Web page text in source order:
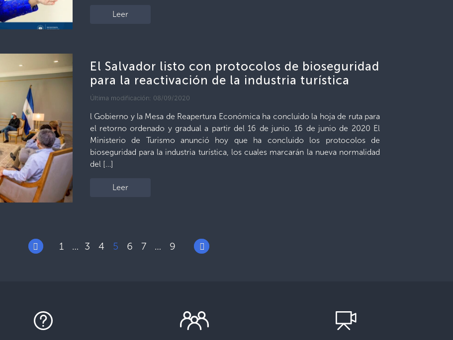
Leer
El Salvador listo con protocolos de bioseguridad
para la reactivación de la industria turística
Última modificación: 08/09/2020
l Gobierno y la Mesa de Reapertura Económica ha concluido la hoja de ruta para
el retorno ordenado y gradual a partir del 16 de junio. 16 de junio de 2020 El
Ministerio de Turismo anunció hoy que ha concluido los protocolos de
bioseguridad para la industria turística, los cuales marcarán la nueva normalidad
del […]
Leer
1 … 3 4 5 6 7 … 9